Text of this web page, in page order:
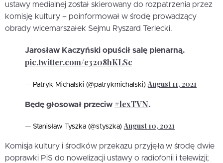
ustawy medialnej został skierowany do rozpatrzenia przez
komisję kultury – poinformował w środę prowadzący
obrady wicemarszałek Sejmu Ryszard Terlecki.
Jarosław Kaczyński opuścił salę plenarną.
pic.twitter.com/e3208hKLSc
— Patryk Michalski (@patrykmichalski)August 11, 2021
Będę głosował przeciw #lexTVN.
— Stanisław Tyszka (@styszka)August 10, 2021
Komisja kultury i środków przekazu przyjęła w środę dwie
poprawki PiS do nowelizacji ustawy o radiofonii i telewizji;